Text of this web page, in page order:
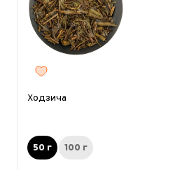
Ходзича
50 г 100 г